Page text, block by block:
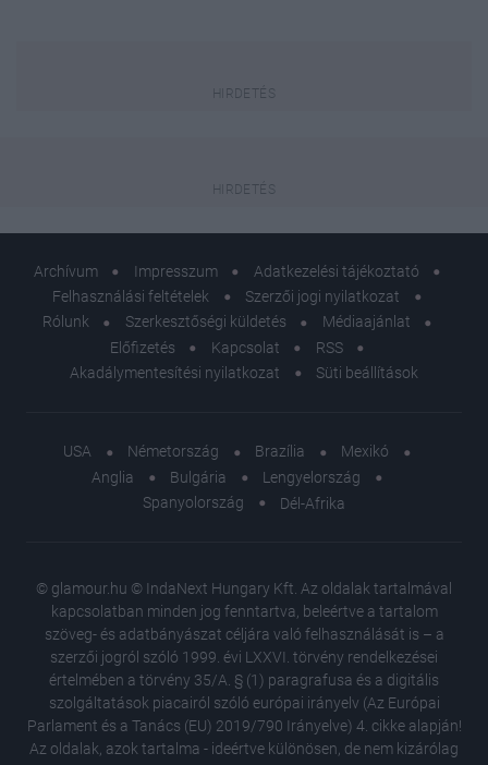
Archívum Impresszum
Adatkezelési tájékoztató
Felhasználási feltételek
Szerzői jogi nyilatkozat
Rólunk
Szerkesztőségi küldetés
Médiaajánlat
Előfizetés
Kapcsolat
RSS
Akadálymentesítési nyilatkozat
Süti beállítások
USA Németország Brazília
Mexikó
Anglia
Bulgária
Lengyelország
Spanyolország
Dél-Afrika
© glamour.hu © IndaNext Hungary Kft. Az oldalak tartalmával
kapcsolatban minden jog fenntartva, beleértve a tartalom
szöveg- és adatbányászat céljára való felhasználását is – a
szerzői jogról szóló 1999. évi LXXVI. törvény rendelkezései
értelmében a törvény 35/A. § (1) paragrafusa és a digitális
szolgáltatások piacairól szóló európai irányelv (Az Európai
Parlament és a Tanács (EU) 2019/790 Irányelve) 4. cikke alapján!
Az oldalak, azok tartalma - ideértve különösen, de nem kizárólag